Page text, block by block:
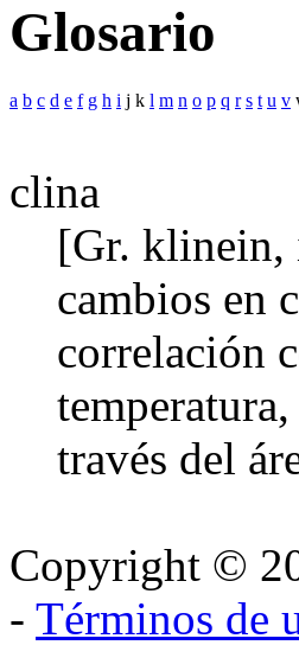
Glosario
a b c d e f g h i j k l m n o p q r s t u v
clina
[Gr. klinein,
cambios en
correlación
través del
Copyright ©
- Términos de